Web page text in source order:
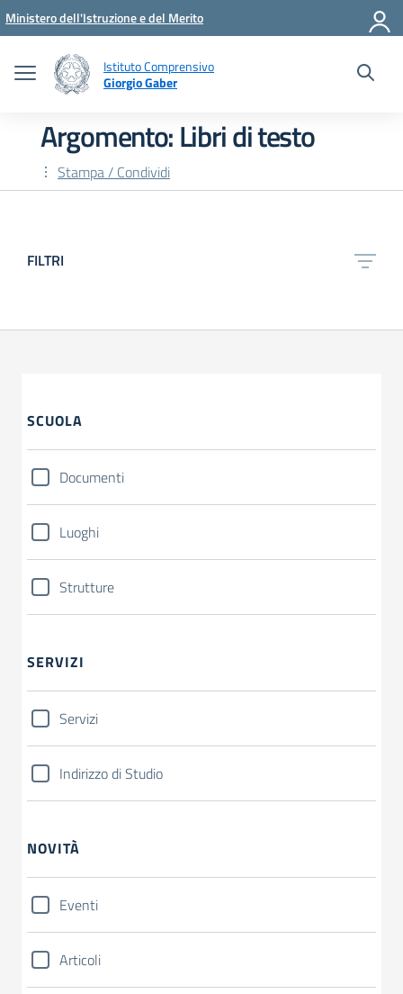
Vai ai contenuti
Vai al menu di navigazione
Vai al footer
Ministero dell'Istruzione e del Merito
Istituto Comprensivo
Giorgio Gaber
Argomento: Libri di testo
Stampa / Condividi
FILTRI
SCUOLA
Documenti
Luoghi
Strutture
SERVIZI
Servizi
Indirizzo di Studio
NOVITÀ
Eventi
Articoli